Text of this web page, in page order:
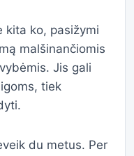
kita ko, pasižymi
malšinančiomis
Jis gali
tiek
du metus. Per